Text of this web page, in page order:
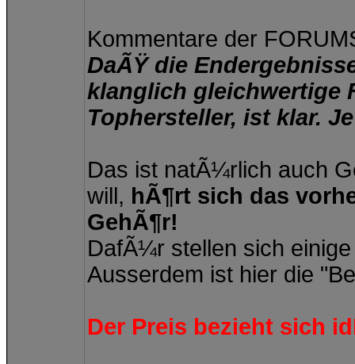
Kommentare der
DaÃŸ die
klanglich gleichwertige
Tophersteller, ist klar.
Das ist natÃ¼rlich auch
will, hÃ¶rt sich das
GehÃ¶r!
DafÃ¼r stellen sich
Ausserdem ist hier die
Der Preis bezieht sich